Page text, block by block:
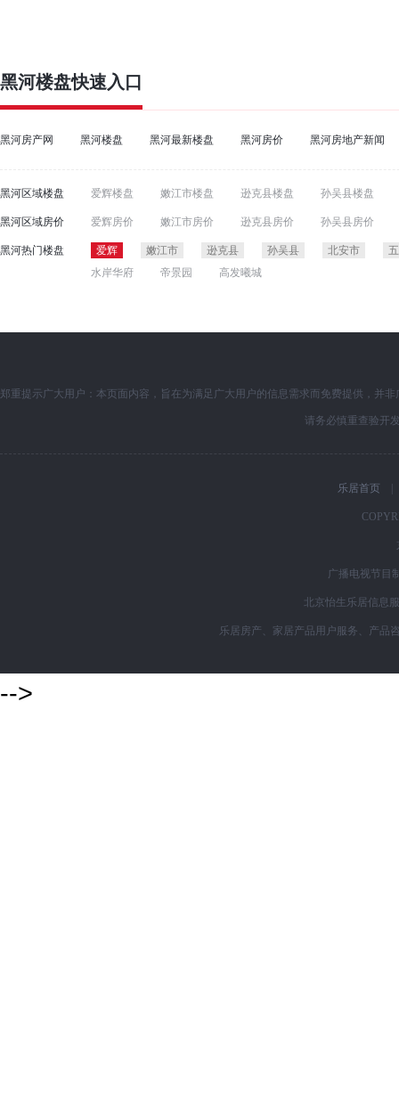
黑河楼盘快速入口
黑河房产网 黑河楼盘 黑河最新楼盘 黑河房价 黑河房地产新闻
黑河区域楼盘 爱辉楼盘 嫩江市楼盘 逊克县楼盘 孙吴县楼盘
黑河区域房价 爱辉房价 嫩江市房价 逊克县房价 孙吴县房价
黑河热门楼盘 爱辉 嫩江市 逊克县 孙吴县 北安市
水岸华府
帝景园 高发曦城
郑重提示广大用户：本页面内容，旨在为满足广大用户的信息需求而免费提供，并
请务必慎重查验开
乐居首页
广播电视节目
北京怡生乐居信息
乐居房产、家居产品用户服务、产品
-->